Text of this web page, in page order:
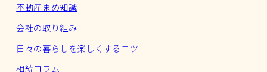
不動産まめ知識
会社の取り組み
日々の暮らしを楽しくするコツ
相続コラム